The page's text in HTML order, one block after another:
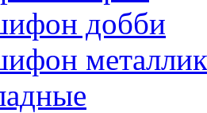
добби
металлик